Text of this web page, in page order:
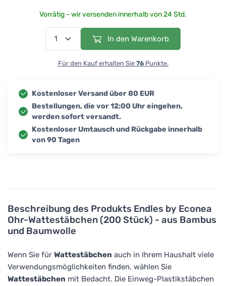
Beschreibung des Produkts Endles by Econea
Ohr-Wattestäbchen (200 Stück) - aus Bambus
und Baumwolle
Wenn Sie für Wattestäbchen auch in Ihrem Haushalt viele
Verwendungsmöglichkeiten finden, wählen Sie
Wattestäbchen mit Bedacht. Die Einweg-Plastikstäbchen
Vorrätig - wir versenden innerhalb von 24 Std.
In den Warenkorb
Für den Kauf erhalten Sie 76Punkte.
Kostenloser Versand über 80 EUR
Bestellungen, die vor 12:00 Uhr eingehen,
werden sofort versandt.
Kostenloser Umtausch und Rückgabe innerhalb
von 90 Tagen